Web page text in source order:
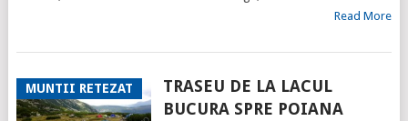
Read More
MUNTII RETEZAT
TRASEU DE LA LACUL
BUCURA SPRE POIANA